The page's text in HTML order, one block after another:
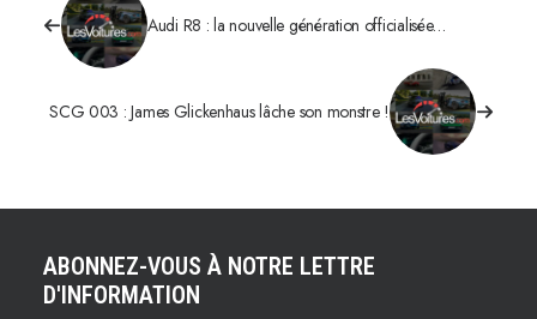
Audi R8 : la nouvelle génération officialisée…
SCG 003 : James Glickenhaus lâche son monstre !
ABONNEZ-VOUS À NOTRE LETTRE
D'INFORMATION